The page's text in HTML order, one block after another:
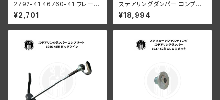
2792-41 46760-41 フレーム
ヘッド ブラケット オフセット ハ
ーレーダビッドソン 1946-194
8年 EL FL UL ビッグツイン
¥2,701
ステアリングダンパー コンプリ
ート グリーンレバー ハーレーダ
ビッドソン WLA WLC
¥18,994